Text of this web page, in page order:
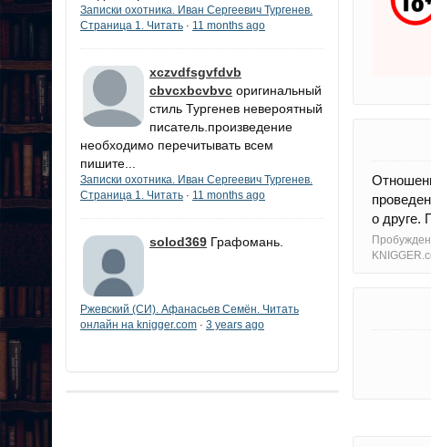
Записки охотника. Иван Сергеевич Тургенев.
Страница 1. Читать · 11 months ago
xczvdfsgvfdvb
cbvcxbcvbvc оригинальный
стиль Тургенев невероятный
писатель.произведение
необходимо перечитывать всем
пишите...
Записки охотника. Иван Сергеевич Тургенев.
Страница 1. Читать · 11 months ago
solod369 Графомань.
Ржевский (СИ). Афанасьев Семён. Читать
онлайн на knigger.com · 3 years ago
о друге.